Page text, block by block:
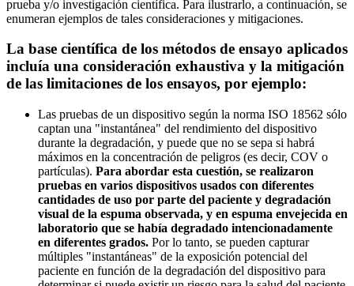
prueba y/o investigación científica. Para ilustrarlo, a continuación, se
enumeran ejemplos de tales consideraciones y mitigaciones.
La base científica de los métodos de ensayo aplicados
incluía una consideración exhaustiva y la mitigación
de las limitaciones de los ensayos, por ejemplo:
Las pruebas de un dispositivo según la norma ISO 18562 sólo
captan una "instantánea" del rendimiento del dispositivo
durante la degradación, y puede que no se sepa si habrá
máximos en la concentración de peligros (es decir, COV o
partículas). Para abordar esta cuestión, se realizaron
pruebas en varios dispositivos usados con diferentes
cantidades de uso por parte del paciente y degradación
visual de la espuma observada, y en espuma envejecida en
laboratorio que se había degradado intencionadamente
en diferentes grados. Por lo tanto, se pueden capturar
múltiples "instantáneas" de la exposición potencial del
paciente en función de la degradación del dispositivo para